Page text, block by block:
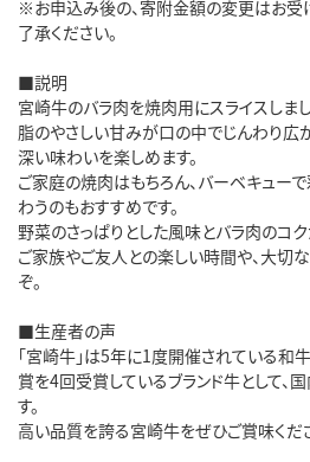
※お申込み後の、寄附金額の変更はお受
了承ください。
■説明
宮崎牛のバラ肉を焼肉用にスライスしまし
脂のやさしい甘みが口の中でじんわり広
深い味わいを楽しめます。
ご家庭の焼肉はもちろん、バーベキュー
わうのもおすすめです。
野菜のさっぱりとした風味とバラ肉のコ
ご家族やご友人との楽しい時間や、大切
ぞ。
■生産者の声
「宮崎牛」は5年に1度開催されている和
賞を4回受賞しているブランド牛として、
す。
高い品質を誇る宮崎牛をぜひご賞味くだ